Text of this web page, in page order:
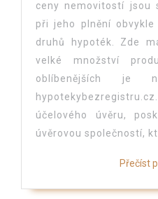
ceny nemovitostí jsou
při jeho plnění
druhů hypoték. Zde
velké množství
oblíbenějších je
účelového úvěru,
úvěrovou společností,
Přečíst